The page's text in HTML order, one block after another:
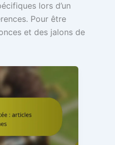
lors d’un
Pour être
et des jalons de